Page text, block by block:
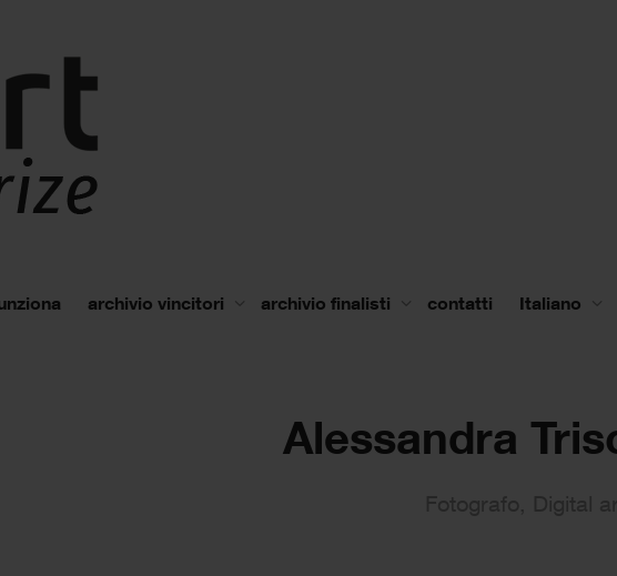
archivio vincitori archivio finalisti contatti Italiano
Alessandra